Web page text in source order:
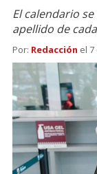
El calendario
apellido de
Por: Redacción el